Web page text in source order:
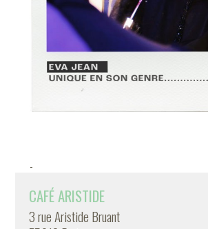
-
CAFÉ ARISTIDE
3 rue Aristide Bruant